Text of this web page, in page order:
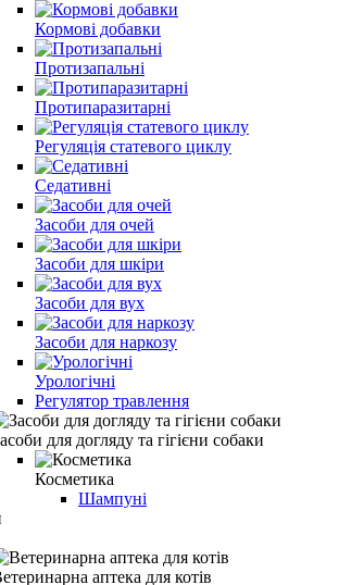
Кормові добавки
Протизапальні
Протипаразитарні
Регуляція статевого циклу
Седативні
Засоби для очей
Засоби для шкіри
Засоби для вух
Засоби для наркозу
Урологічні
Регулятор травлення
для догляду та гігієни собаки
Косметика
Шампуні
аптека для котів